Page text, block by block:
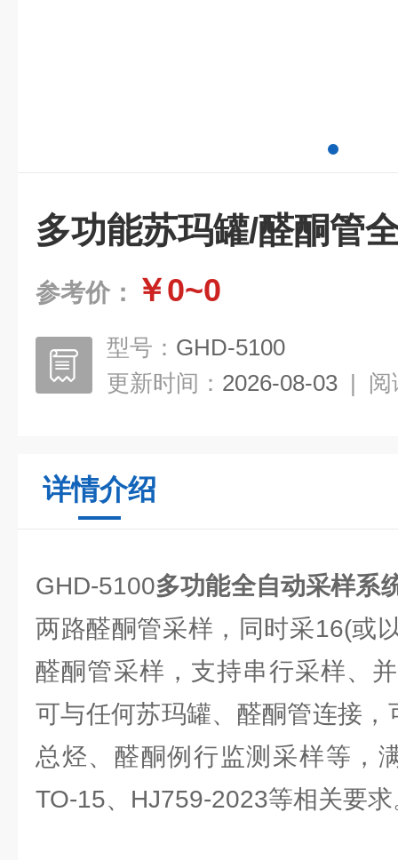
多功能苏玛罐/醛酮管
参考价： ￥0~0
型号： GHD-5100
更新时间： 2026-08-03 | 阅
详情介绍
GHD-5100多功能全自动采样系
两路醛酮管采样，同时采16(或
醛酮管采样，支持串行采样、
可与任何苏玛罐、醛酮管连接
总烃、醛酮例行监测采样等，
TO-15、HJ759-2023等相关要求